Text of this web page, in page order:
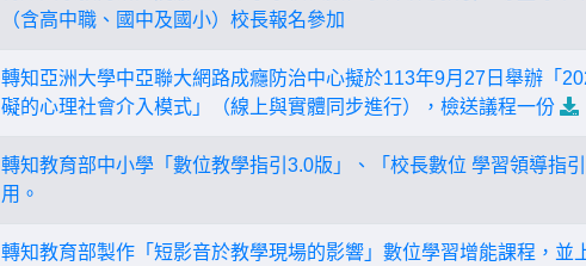
（含高中職、國中及國小）校長報名參加
轉知亞洲大學中亞聯大網路成癮防治中心擬於113年9月27日舉辦「
礙的心理社會介入模式」（線上與實體同步進行），檢送議程一份
轉知教育部中小學「數位教學指引3.0版」、「校長數位 學習領導指
用。
轉知教育部製作「短影音於教學現場的影響」數位學習增能課程，並